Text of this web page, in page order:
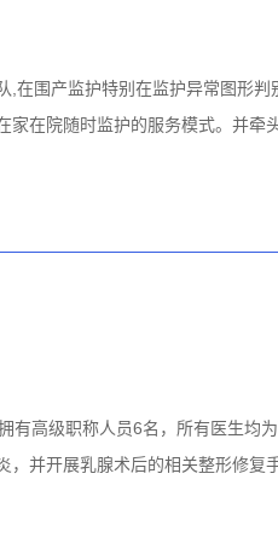
围产监护特别在监护异常图形
在院随时监护的服务模式。并
高级职称人员6名，所有医生均
并开展乳腺术后的相关整形修